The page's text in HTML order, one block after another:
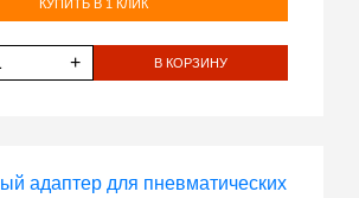
КУПИТЬ В 1 КЛИК
+ В КОРЗИНУ